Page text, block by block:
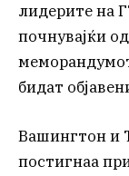
лидерите на
почнувајќи
бидат
Вашингтон и
постигнаа